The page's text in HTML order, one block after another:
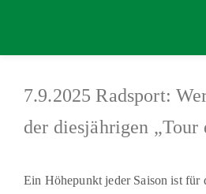
7.9.2025 Radsport:
der diesjährigen „Tour
Ein Höhepunkt jeder Saison ist für